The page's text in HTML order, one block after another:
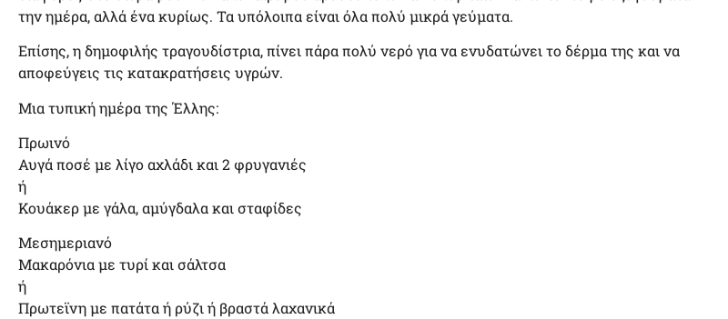
την ημέρα, αλλά ένα κυρίως. Τα υπόλοιπα είναι όλα πολύ μικρά γεύματα.
Επίσης, η δημοφιλής τραγουδίστρια, πίνει πάρα πολύ νερό για να ενυδατώνει το δέρμα της και να
αποφεύγεις τις κατακρατήσεις υγρών.
Μια τυπική ημέρα της Έλλης:
Πρωινό
Αυγά ποσέ με λίγο αχλάδι και 2 φρυγανιές
ή
Κουάκερ με γάλα, αμύγδαλα και σταφίδες
Μεσημεριανό
Μακαρόνια με τυρί και σάλτσα
ή
Πρωτεϊνη με πατάτα ή ρύζι ή βραστά λαχανικά